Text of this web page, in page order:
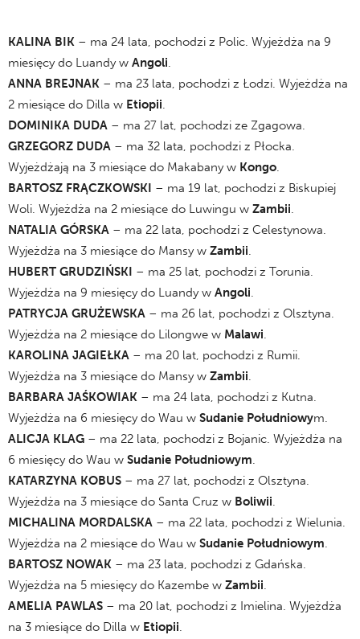
KALINA BIK – ma 24 lata, pochodzi z Polic. Wyjeżdża na 9
miesięcy do Luandy w Angoli.
ANNA BREJNAK – ma 23 lata, pochodzi z Łodzi. Wyjeżdża na
2 miesiące do Dilla w Etiopii.
DOMINIKA DUDA – ma 27 lat, pochodzi ze Zgagowa.
GRZEGORZ DUDA – ma 32 lata, pochodzi z Płocka.
Wyjeżdżają na 3 miesiące do Makabany w Kongo.
BARTOSZ FRĄCZKOWSKI – ma 19 lat, pochodzi z Biskupiej
Woli. Wyjeżdża na 2 miesiące do Luwingu w Zambii.
NATALIA GÓRSKA – ma 22 lata, pochodzi z Celestynowa.
Wyjeżdża na 3 miesiące do Mansy w Zambii.
HUBERT GRUDZIŃSKI – ma 25 lat, pochodzi z Torunia.
Wyjeżdża na 9 miesięcy do Luandy w Angoli.
PATRYCJA GRUŻEWSKA – ma 26 lat, pochodzi z Olsztyna.
Wyjeżdża na 2 miesiące do Lilongwe w Malawi.
KAROLINA JAGIEŁKA – ma 20 lat, pochodzi z Rumii.
Wyjeżdża na 3 miesiące do Mansy w Zambii.
BARBARA JAŚKOWIAK – ma 24 lata, pochodzi z Kutna.
Wyjeżdża na 6 miesięcy do Wau w Sudanie Południowym.
ALICJA KLAG – ma 22 lata, pochodzi z Bojanic. Wyjeżdża na
6 miesięcy do Wau w Sudanie Południowym.
KATARZYNA KOBUS – ma 27 lat, pochodzi z Olsztyna.
Wyjeżdża na 3 miesiące do Santa Cruz w Boliwii.
MICHALINA MORDALSKA – ma 22 lata, pochodzi z Wielunia.
Wyjeżdża na 2 miesiące do Wau w Sudanie Południowym.
BARTOSZ NOWAK – ma 23 lata, pochodzi z Gdańska.
Wyjeżdża na 5 miesięcy do Kazembe w Zambii.
AMELIA PAWLAS – ma 20 lat, pochodzi z Imielina. Wyjeżdża
na 3 miesiące do Dilla w Etiopii.